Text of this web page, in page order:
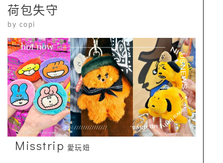
荷包失守
by copi
Misstrip 愛玩妞